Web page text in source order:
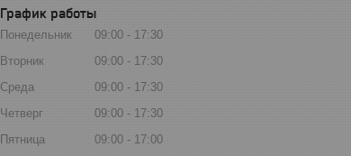
График работы
Понедельник 09:00
17:30
Вторник
09:00
17:30
Среда
09:00
17:30
Четверг
09:00
17:30
Пятница
09:00
17:00